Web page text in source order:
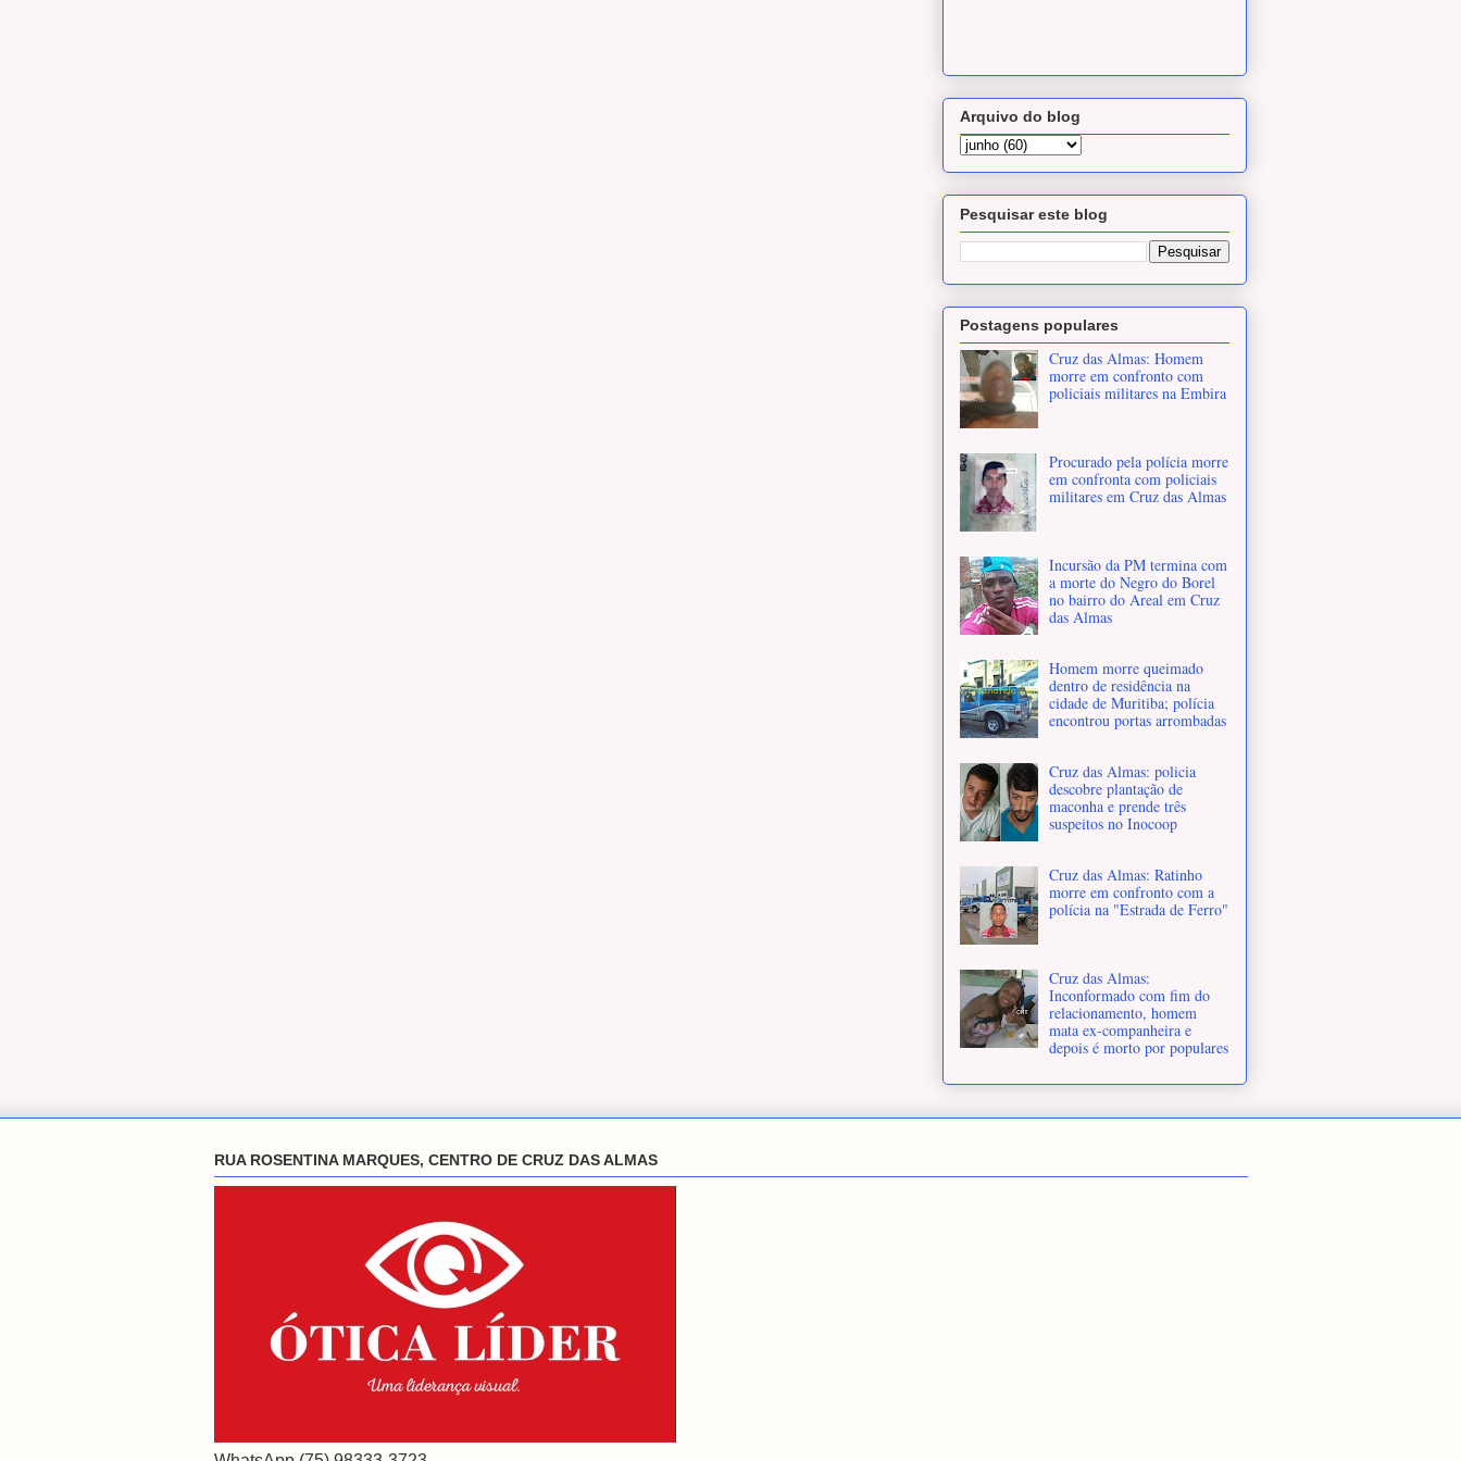
Arquivo do blog
Pesquisar este blog
Postagens populares
Cruz das Almas: Homem
morre em confronto com
policiais militares na Embira
Procurado pela polícia morre
em confronta com policiais
militares em Cruz das Almas
Incursão da PM termina com
a morte do Negro do Borel
no bairro do Areal em Cruz
das Almas
Homem morre queimado
dentro de residência na
cidade de Muritiba; polícia
encontrou portas arrombadas
Cruz das Almas: policia
descobre plantação de
maconha e prende três
suspeitos no Inocoop
Cruz das Almas: Ratinho
morre em confronto com a
polícia na "Estrada de Ferro"
Cruz das Almas:
Inconformado com fim do
relacionamento, homem
mata ex-companheira e
depois é morto por populares
RUA ROSENTINA MARQUES, CENTRO DE CRUZ DAS ALMAS